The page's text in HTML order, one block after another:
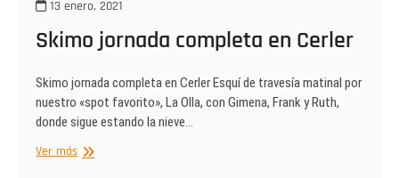
13 enero, 2021
Skimo jornada completa en Cerler
Skimo jornada completa en Cerler Esquí de travesía matinal por
nuestro «spot favorito», La Olla, con Gimena, Frank y Ruth,
donde sigue estando la nieve…
Ver másSkimo